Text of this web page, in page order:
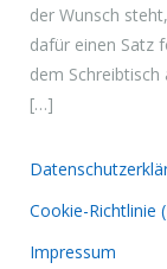
der Wunsch
dafür einen Satz
dem
[…]
Cookie-Richtlinie
Impressum